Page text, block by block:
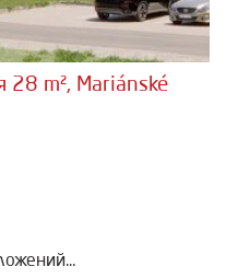
m², Mariánské